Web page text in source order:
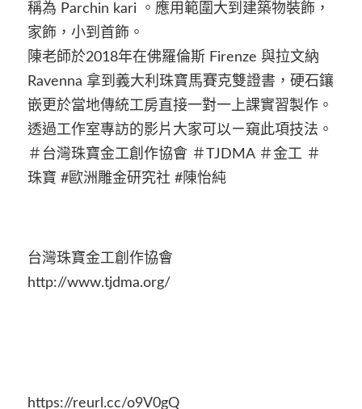
稱為 Parchin kari 。應用範圍大到建築物裝飾，
家飾，小到首飾。
陳老師於2018年在佛羅倫斯 Firenze 與拉文納
Ravenna 拿到義大利珠寶馬賽克雙證書，硬石鑲
嵌更於當地傳統工房直接一對一上課實習製作。
透過工作室專訪的影片大家可以ㄧ窺此項技法。
＃台灣珠寶金工創作協會 ＃TJDMA ＃金工 ＃
珠寶 #歐洲雕金研究社 #陳怡純
台灣珠寶金工創作協會
http://www.tjdma.org/
https://reurl.cc/o9V0gQ